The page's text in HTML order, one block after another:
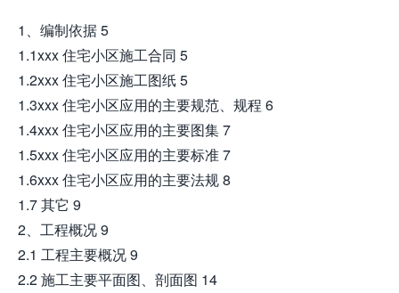
1、编制依据 5
1.1xxx 住宅小区施工合同 5
1.2xxx 住宅小区施工图纸 5
1.3xxx 住宅小区应用的主要规范、规程 6
1.4xxx 住宅小区应用的主要图集 7
1.5xxx 住宅小区应用的主要标准 7
1.6xxx 住宅小区应用的主要法规 8
1.7 其它 9
2、工程概况 9
2.1 工程主要概况 9
2.2 施工主要平面图、剖面图 14